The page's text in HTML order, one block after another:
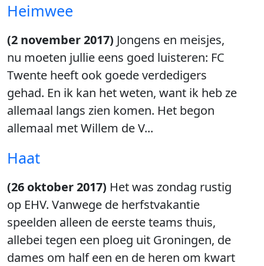
Heimwee
(2 november 2017) Jongens en meisjes,
nu moeten jullie eens goed luisteren: FC
Twente heeft ook goede verdedigers
gehad. En ik kan het weten, want ik heb ze
allemaal langs zien komen. Het begon
allemaal met Willem de V...
Haat
(26 oktober 2017) Het was zondag rustig
op EHV. Vanwege de herfstvakantie
speelden alleen de eerste teams thuis,
allebei tegen een ploeg uit Groningen, de
dames om half een en de heren om kwart